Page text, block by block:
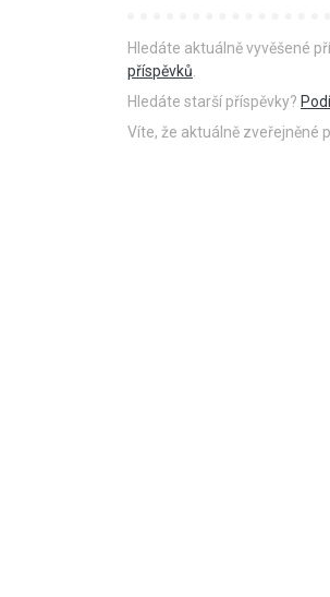
Hledáte aktuálně vyvěšené
příspěvků.
Hledáte starší příspěvky?
Víte, že aktuálně zveřejněné